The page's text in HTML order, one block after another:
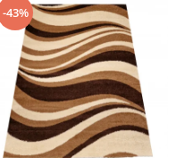
-43%